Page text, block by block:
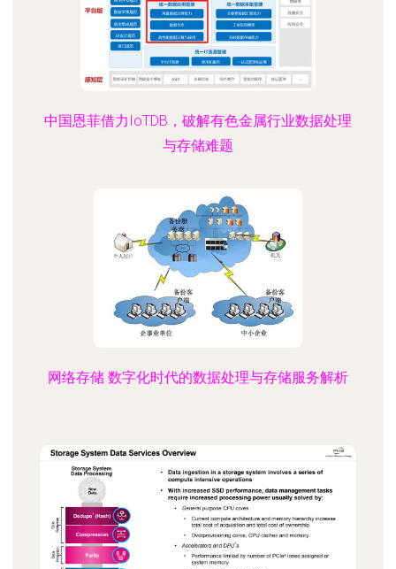
中国恩菲借力IoTDB，破解有色金属行业数据处理
与存储难题
网络存储 数字化时代的数据处理与存储服务解析